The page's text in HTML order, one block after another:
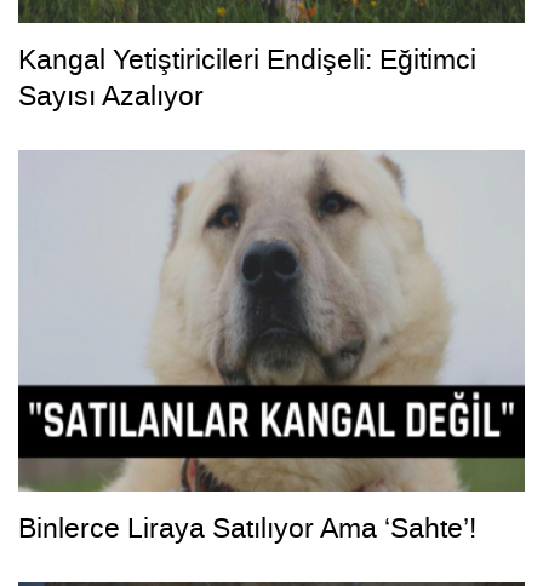
Kangal Yetiştiricileri Endişeli: Eğitimci
Sayısı Azalıyor
Binlerce Liraya Satılıyor Ama ‘Sahte’!